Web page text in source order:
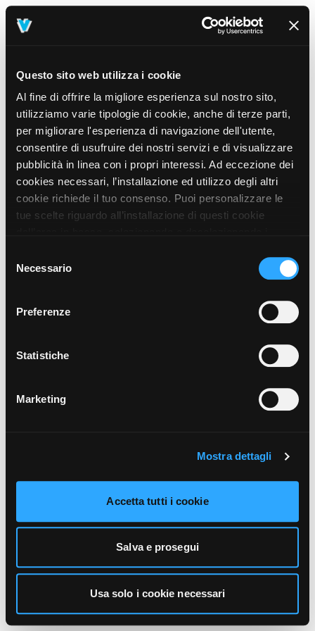
Questo sito web utilizza i cookie
Al fine di offrire la migliore esperienza sul nostro sito,
utilizziamo varie tipologie di cookie, anche di terze parti,
per migliorare l'esperienza di navigazione dell'utente,
consentire di usufruire dei nostri servizi e di visualizzare
pubblicità in linea con i propri interessi. Ad eccezione dei
cookies necessari, l’installazione ed utilizzo degli altri
cookie richiede il tuo consenso. Puoi personalizzare le
tue scelte riguardo all’installazione di questi cookie
prosegui” o decidere di accettare tutti i cookie, cliccando
sul pulsante “Accetta tutti i cookie”. Cliccando sul tasto
unicamente i cookie necessari alla navigazione. Per
funzionamento, puoi prendere visione dell’informativa
cliccando qui.
delNecessario
Preferenze
Statistiche
Marketing
Mostra dettagli
Accetta tutti i cookie
Salva e prosegui
Usa solo i cookie necessari
404